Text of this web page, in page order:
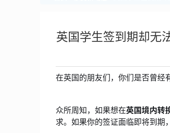
英国学生签到期却无
在英国的朋友们，你们是否曾经
众所周知，如果想在英国境内转
求。如果你的签证面临即将到期